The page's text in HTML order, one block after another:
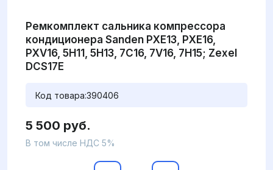
Ремкомплект сальника компрессора
кондиционера Sanden PXE13, PXE16,
PXV16, 5H11, 5H13, 7C16, 7V16, 7H15; Zexel
DCS17E
Код товара:390406
5 500 руб.
В том числе НДС 5%